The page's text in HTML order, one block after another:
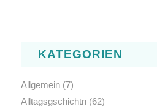
KATEGORIEN
Allgemein(7)
Alltagsgschichtn(62)